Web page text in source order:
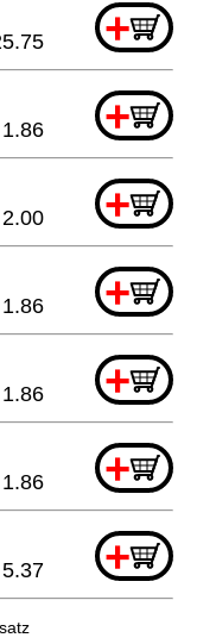
+
+
1.86
+
2.00
+
1.86
+
1.86
+
1.86
+
5.37